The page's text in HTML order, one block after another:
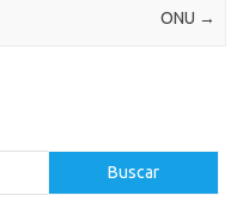
ONU →
Buscar